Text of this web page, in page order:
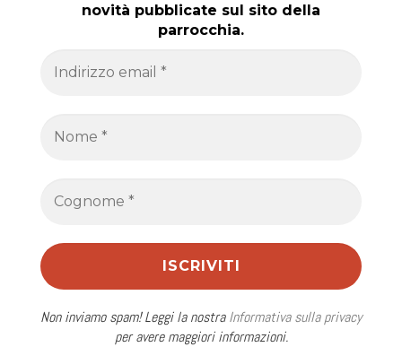
novità pubblicate sul sito della
parrocchia.
Non inviamo spam! Leggi la nostraInformativa sulla privacy
per avere maggiori informazioni.